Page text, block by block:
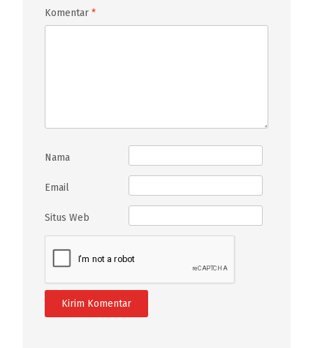
Komentar *
Nama
Email
Situs Web